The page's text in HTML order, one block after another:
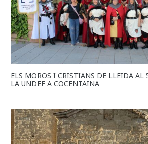
ELS MOROS I CRISTIANS DE LLEIDA AL
LA UNDEF A COCENTAINA